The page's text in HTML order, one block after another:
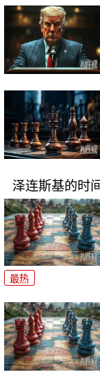
泽连斯基的时
最热